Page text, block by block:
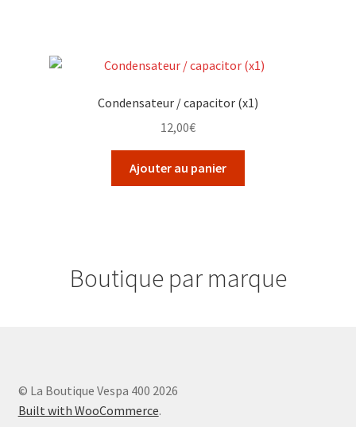
Condensateur / capacitor (x1)
12,00€
Ajouter au panier
Boutique par marque
© La Boutique Vespa 400 2026
Built with WooCommerce.